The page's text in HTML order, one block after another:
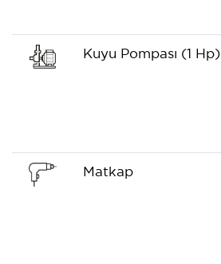
Kuyu Pompası (1 Hp)
Matkap